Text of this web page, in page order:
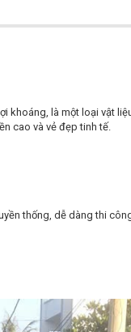
khoáng, là một loại vật
cao và vẻ đẹp tinh tế.
thống, dễ dàng thi